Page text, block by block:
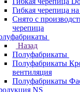
Гибкая черепица
Снято с
черепица
Назад
Полуфабрикаты
Полуфабрикаты
вентиляция
Полуфабрикаты
NS